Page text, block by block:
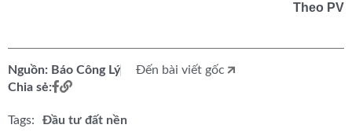
Theo PV
Nguồn: Báo Công Lý
Đến bài viết gốc
Chia sẻ:
Tags: Đầu tư đất nền